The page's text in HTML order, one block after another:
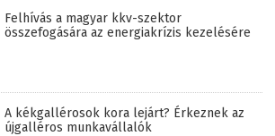
Felhívás a magyar kkv-szektor
összefogására az energiakrízis kezelésére
A kékgallérosok kora lejárt? Érkeznek az
újgalléros munkavállalók